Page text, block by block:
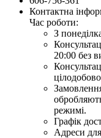
Контактна
Час роботи:
З
20:00 без
режимі.
Графік
Адреси